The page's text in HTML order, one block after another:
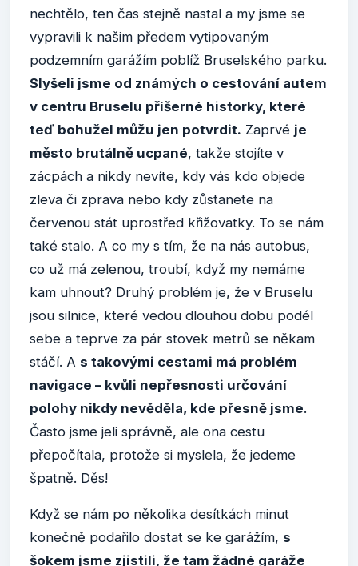
nechtělo, ten čas stejně nastal a my jsme se
vypravili k našim předem vytipovaným
podzemním garážím poblíž Bruselského parku.
Slyšeli jsme od známých o cestování autem
v centru Bruselu příšerné historky, které
teď bohužel můžu jen potvrdit. Zaprvé je
město brutálně ucpané, takže stojíte v
zácpách a nikdy nevíte, kdy vás kdo objede
zleva či zprava nebo kdy zůstanete na
červenou stát uprostřed křižovatky. To se nám
také stalo. A co my s tím, že na nás autobus,
co už má zelenou, troubí, když my nemáme
kam uhnout? Druhý problém je, že v Bruselu
jsou silnice, které vedou dlouhou dobu podél
sebe a teprve za pár stovek metrů se někam
stáčí. A s takovými cestami má problém
navigace – kvůli nepřesnosti určování
polohy nikdy nevěděla, kde přesně jsme.
Často jsme jeli správně, ale ona cestu
přepočítala, protože si myslela, že jedeme
špatně. Děs!
Když se nám po několika desítkách minut
konečně podařilo dostat se ke garážím, s
šokem jsme zjistili, že tam žádné garáže